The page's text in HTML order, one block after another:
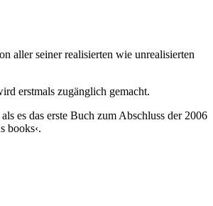
aller seiner realisierten wie unrealisierten
erstmals zugänglich gemacht.
es das erste Buch zum Abschluss der 2006
books‹.